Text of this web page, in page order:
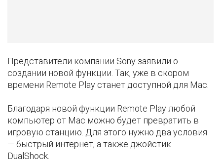
Представители компании Sony заявили о
создании новой функции. Так, уже в скором
времени Remote Play станет доступной для Mac.
Благодаря новой функции Remote Play любой
компьютер от Mac можно будет превратить в
игровую станцию. Для этого нужно два условия
— быстрый интернет, а также джойстик
DualShock.